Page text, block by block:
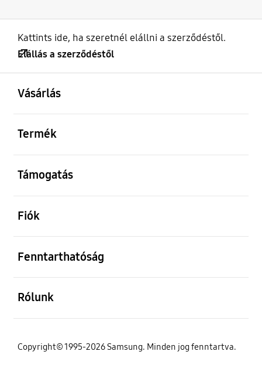
Kattints ide, ha szeretnél elállni a szerződéstől.
Elállás a szerződéstől
Vásárlás
Termék
Támogatás
Fiók
Fenntarthatóság
Rólunk
Copyright© 1995-2026 Samsung. Minden jog fenntartva.